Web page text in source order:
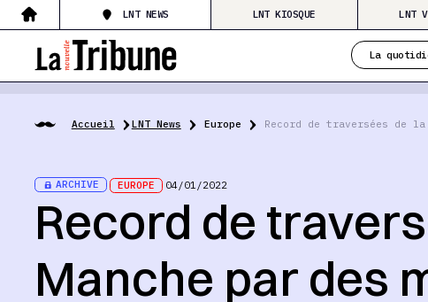
LNT NEWS LNT KIOSQUE LNT
La
Accueil LNT News Europe Record de traversées de la
ARCHIVE EUROPE 04/01/2022
Record de
Manche par des